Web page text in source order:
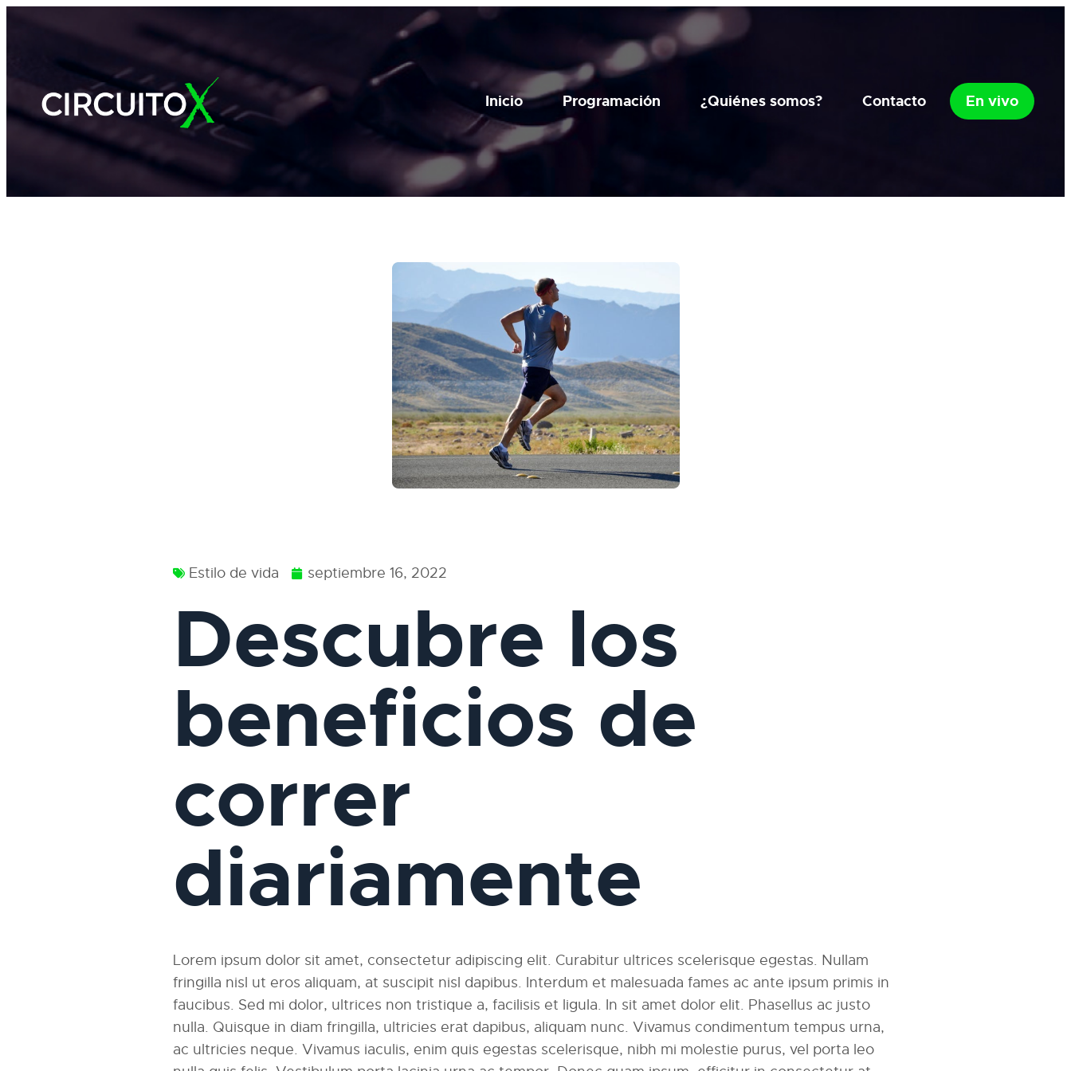
Inicio Programación ¿Quiénes somos? Contacto En vivo
Estilo de vida septiembre 16, 2022
Descubre los
beneficios de
correr
diariamente
Lorem ipsum dolor sit amet, consectetur adipiscing elit. Curabitur ultrices scelerisque egestas. Nullam
fringilla nisl ut eros aliquam, at suscipit nisl dapibus. Interdum et malesuada fames ac ante ipsum primis in
faucibus. Sed mi dolor, ultrices non tristique a, facilisis et ligula. In sit amet dolor elit. Phasellus ac justo
nulla. Quisque in diam fringilla, ultricies erat dapibus, aliquam nunc. Vivamus condimentum tempus urna,
ac ultricies neque. Vivamus iaculis, enim quis egestas scelerisque, nibh mi molestie purus, vel porta leo